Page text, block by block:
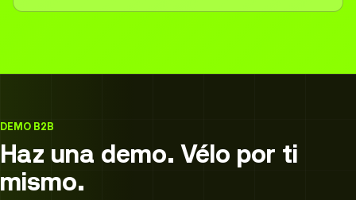
DEMO B2B
Haz una demo. Vélo por ti
mismo.